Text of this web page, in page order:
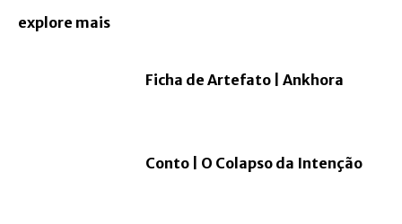
explore mais
Ficha de Artefato | Ankhora
Conto | O Colapso da Intenção